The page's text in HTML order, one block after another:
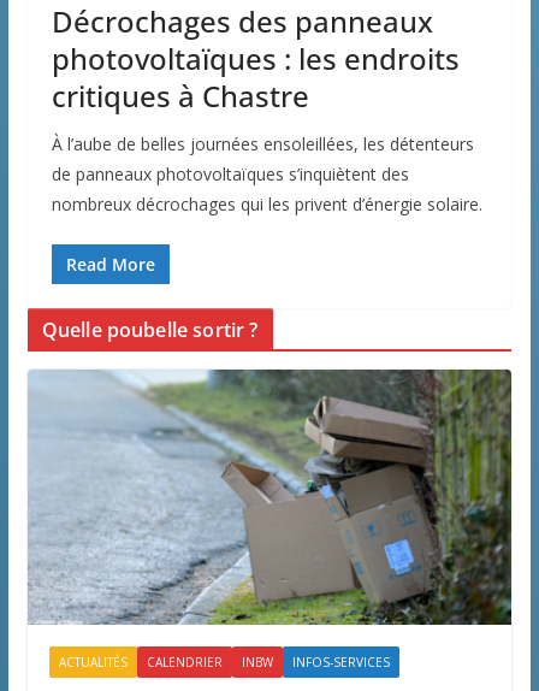
Décrochages des panneaux
photovoltaïques : les endroits
critiques à Chastre
À l’aube de belles journées ensoleillées, les détenteurs
de panneaux photovoltaïques s’inquiètent des
nombreux décrochages qui les privent d’énergie solaire.
Read More
Quelle poubelle sortir ?
ACTUALITÉS CALENDRIER INBW INFOS-SERVICES